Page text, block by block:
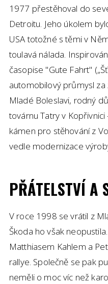
1977 přestěhoval do
Detroitu. Jeho úkolem
USA totožné s těmi v
toulavá nálada.
časopise "Gute Fahrt"
automobilový průmysl
Mladé Boleslavi, rodný
továrnu Tatry v
kámen pro stěhování z
vedle modernizace
PŘÁTELSTVÍ A
V roce 1998 se vrátil z
Škoda ho však
Matthiasem Kahlem a
rallye. Společně se pak
neměli o moc víc než